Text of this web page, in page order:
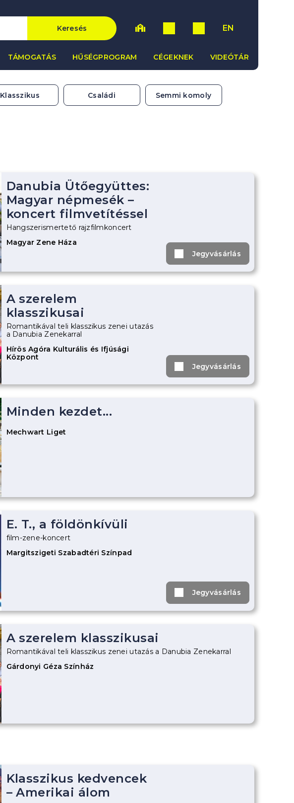
Keresés EN
TÁMOGATÁS HŰSÉGPROGRAM CÉGEKNEK VIDEÓTÁR
Klasszikus Családi Semmi komoly
Danubia Ütőegyüttes:
Magyar népmesék –
koncert filmvetítéssel
Hangszerismertető rajzfilmkoncert
Magyar Zene Háza
Jegyvásárlás
A szerelem
klasszikusai
Romantikával teli klasszikus zenei utazás
a Danubia Zenekarral
Hírös Agóra Kulturális és Ifjúsági
Központ
Jegyvásárlás
Minden kezdet...
Mechwart Liget
E. T., a földönkívüli
film-zene-koncert
Margitszigeti Szabadtéri Színpad
Jegyvásárlás
A szerelem klasszikusai
Romantikával teli klasszikus zenei utazás a Danubia Zenekarral
Gárdonyi Géza Színház
Klasszikus kedvencek
– Amerikai álom